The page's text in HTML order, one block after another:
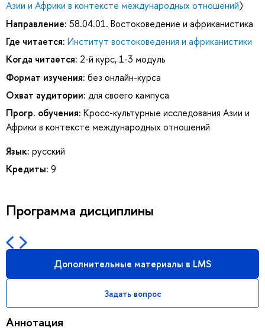
Азии и Африки в контексте международных отношений)
Направление: 58.04.01. Востоковедение и африканистика
Где читается: Институт востоковедения и африканистики
Когда читается: 2-й курс, 1-3 модуль
Формат изучения: без онлайн-курса
Охват аудитории: для своего кампуса
Прогр. обучения: Кросс-культурные исследования Азии и
Африки в контексте международных отношений
Язык: русский
Кредиты: 9
Программа дисциплины
Дополнительные материалы в LMS
Задать вопрос
Аннотация